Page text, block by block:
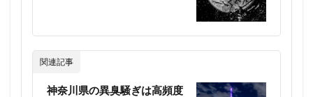
関連記事
神奈川県の異臭騒ぎは高頻度